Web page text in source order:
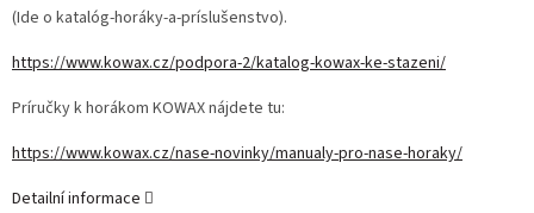
(Ide o katalóg-horáky-a-príslušenstvo).
https://www.kowax.cz/podpora-2/katalog-kowax-ke-stazeni/
Príručky k horákom KOWAX nájdete tu:
https://www.kowax.cz/nase-novinky/manualy-pro-nase-horaky/
Detailní informace